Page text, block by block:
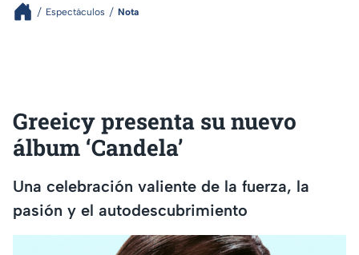
Espectáculos Nota
Greeicy presenta su nuevo
álbum ‘Candela’
Una celebración valiente de la fuerza, la
pasión y el autodescubrimiento